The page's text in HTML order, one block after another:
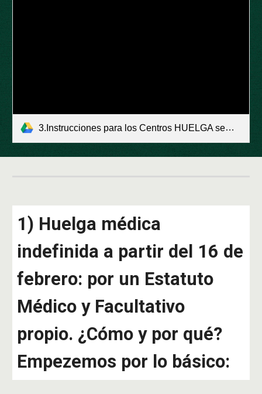
3.Instrucciones para los Centros HUELGA semanal CESM.pdf
1) Huelga médica
indefinida a partir del 16 de
febrero: por un Estatuto
Médico y Facultativo
propio. ¿Cómo y por qué?
Empezemos por lo básico: